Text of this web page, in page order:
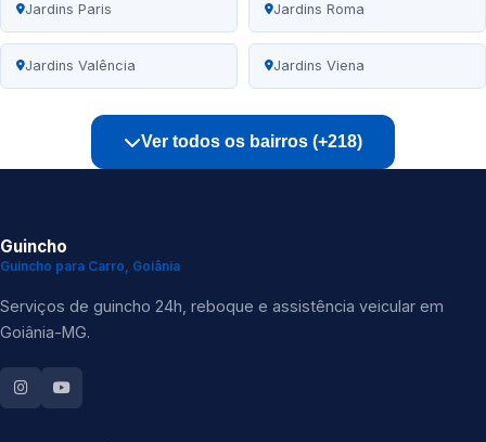
Jardins Paris Jardins Roma
Jardins Valência Jardins Viena
Ver todos os bairros (+218)
Guincho
Guincho para Carro, Goiânia
Serviços de guincho 24h, reboque e assistência veicular em
Goiânia-MG.